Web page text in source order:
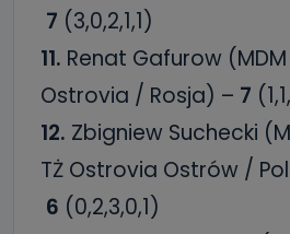
7 (3,0,2,1,1)
11. Renat Gafurow
Ostrovia / Rosja) – 7
12. Zbigniew Suchecki
TŻ Ostrovia Ostrów /
6 (0,2,3,0,1)